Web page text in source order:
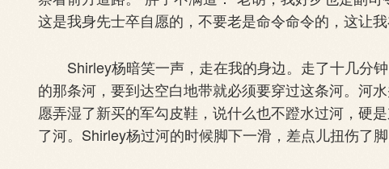
这是我身先士卒自愿的，不要老是命令命令的，这让
Shirley杨暗笑一声，走在我的身边。走了十几分
的那条河，要到达空白地带就必须要穿过这条河。河
愿弄湿了新买的军勾皮鞋，说什么也不蹬水过河，硬
了河。Shirley杨过河的时候脚下一滑，差点儿扭伤了